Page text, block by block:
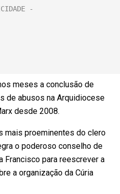
meses a conclusão de
de abusos na Arquidiocese
desde 2008.
mais proeminentes do clero
o poderoso conselho de
Francisco para reescrever a
a organização da Cúria